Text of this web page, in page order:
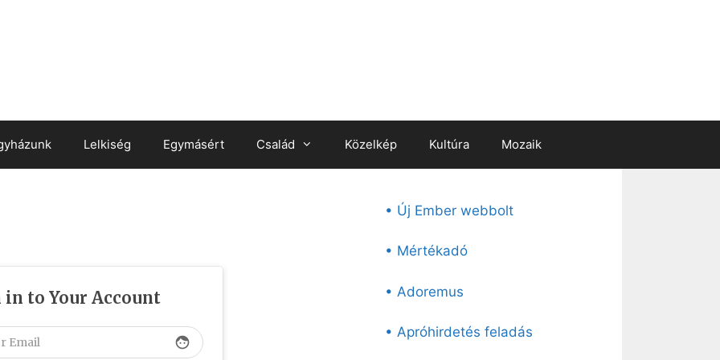
Lelkiség Egymásért Család Közelkép Kultúra Mozaik
in to Your Account
face
• Új Ember webbolt
• Mértékadó
• Adoremus
• Apróhirdetés feladás